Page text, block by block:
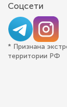
Соцсети
* Признана
территории РФ